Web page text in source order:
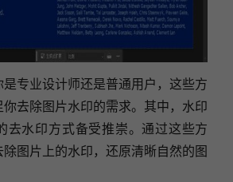
专业设计师还是普通用户，这些方
去除图片水印的需求。其中，水印
去水印方式备受推崇。通过这些方
图片上的水印，还原清晰自然的图